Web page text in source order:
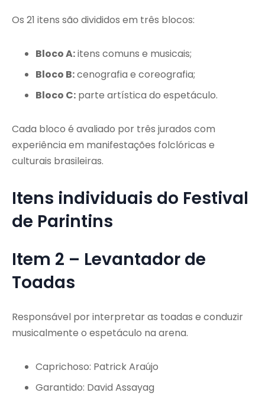
Os 21 itens são divididos em três blocos:
Bloco A:itens comuns e musicais;
Bloco B:cenografia e coreografia;
Bloco C: parte artística do espetáculo.
Cada bloco é avaliado por três jurados com
experiência em manifestações folclóricas e
culturais brasileiras.
Itens individuais do Festival
de Parintins
Item 2 – Levantador de
Toadas
Responsável por interpretar as toadas e conduzir
musicalmente o espetáculo na arena.
Caprichoso: Patrick Araújo
Garantido: David Assayag